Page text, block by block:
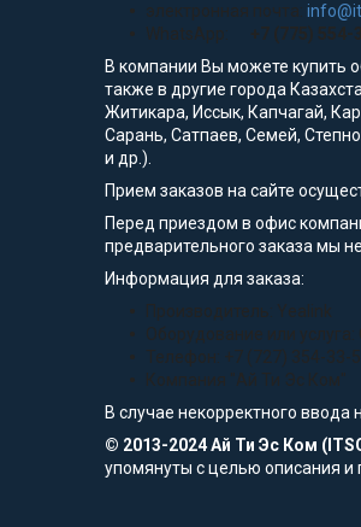
электронная почта:
WhatsApp: +7 (775) 554-
В компании Вы можете купить
также в другие города
Житикара, Иссык, Капчагай,
Сарань, Сатпаев, Семей,
и др.).
Прием заказов на сайте
Перед приездом в офис
предварительного заказа мы
Информация для заказа:
Производитель: Yealink
Оборудование или
Телефон: +7 (727) 354-33-
Компания "Ай Ти Эс Ком"
В случае некорректного
© 2013-2024 Ай Ти Эс Ком
упомянуты с целью описания